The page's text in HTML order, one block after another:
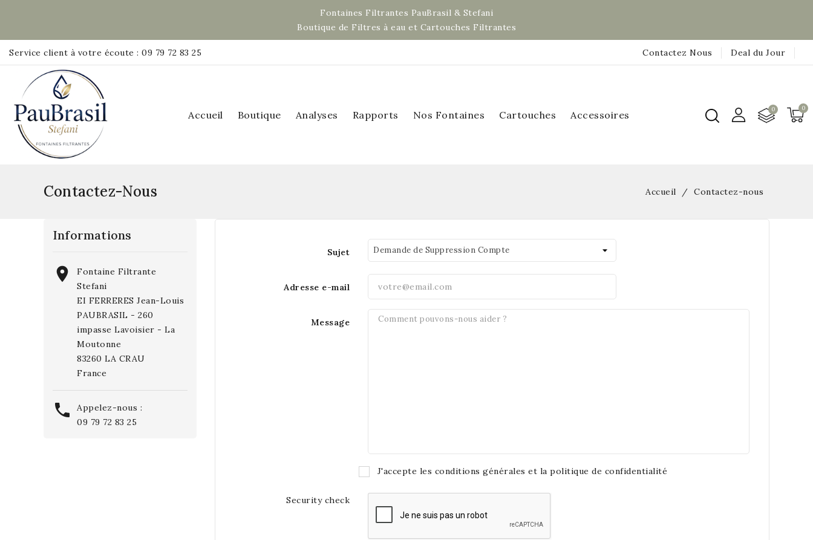
Fontaines Filtrantes PauBrasil & Stefani
Boutique de Filtres à eau et Cartouches Filtrantes
Service client à votre écoute : 09 79 72 83 25 Contactez Nous Deal du Jour
Accueil Boutique Analyses Rapports Nos Fontaines Cartouches Accessoires
Contactez-Nous Accueil Contactez-nous
Informations

Fontaine Filtrante
Stefani
EI FERRERES Jean-Louis
PAUBRASIL - 260
impasse Lavoisier - La
Moutonne
83260 LA CRAU
France

Appelez-nous :
09 79 72 83 25
Sujet
Adresse e-mail
Message
J'accepte les conditions générales et la politique de confidentialité
Security check